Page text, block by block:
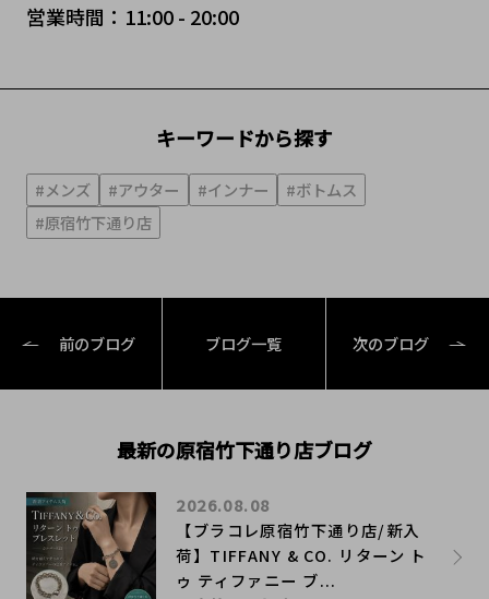
営業時間：11:00 - 20:00
キーワードから探す
#メンズ #アウター #インナー
#ボトムス
#原宿竹下通り店
前のブログ ブログ一覧 次のブログ
最新の原宿竹下通り店ブログ
【ブラコレ原宿竹下通り店/新入
荷】TIFFANY & CO. リターン ト
ゥ ティファニー ブ...
2026.08.08